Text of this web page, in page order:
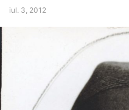
iul. 3, 2012